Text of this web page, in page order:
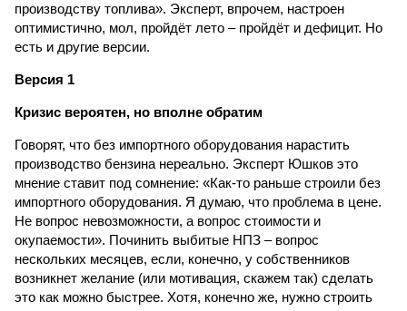
производству топлива». Эксперт, впрочем, настроен
оптимистично, мол, пройдёт лето – пройдёт и дефицит. Но
есть и другие версии.
Версия 1
Кризис вероятен, но вполне обратим
Говорят, что без импортного оборудования нарастить
производство бензина нереально. Эксперт Юшков это
мнение ставит под сомнение: «Как-то раньше строили без
импортного оборудования. Я думаю, что проблема в цене.
Не вопрос невозможности, а вопрос стоимости и
окупаемости». Починить выбитые НПЗ – вопрос
нескольких месяцев, если, конечно, у собственников
возникнет желание (или мотивация, скажем так) сделать
это как можно быстрее. Хотя, конечно же, нужно строить